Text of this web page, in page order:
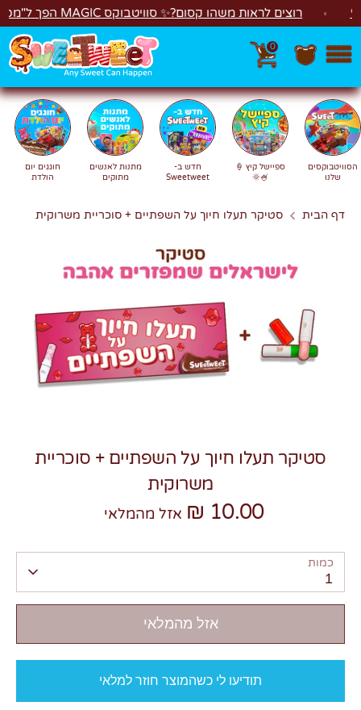
דלג רוצים לראות משהו קסום?✨ סוויטבוקס MAGIC הפך ל"מכונת משחקים"! 🎁🕹️
0
חפשחיפוש
הסוויטבוקסים
שלנו
ספיישל קיץ 🍦
🍧🌞
חדש ב-
Sweetweet
מתנות לאנשים
מתוקים
חוגגים יום
הולדת
דף הבית סטיקר תעלו חיוך על השפתיים + סוכריית משרוקית
סטיקר תעלו חיוך על השפתיים + סוכריית
משרוקית
10.00 ₪ אזל מהמלאי
כמות
1
אזל מהמלאי
תודיעו לי כשהמוצר חוזר למלאי